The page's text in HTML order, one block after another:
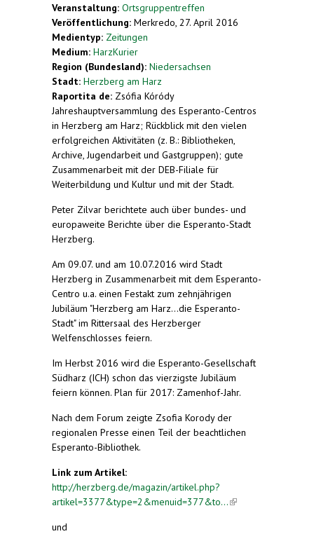
Veranstaltung: Ortsgruppentreffen
Veröffentlichung: Merkredo, 27. April 2016
Medientyp: Zeitungen
Medium: HarzKurier
Region (Bundesland): Niedersachsen
Stadt: Herzberg am Harz
Raportita de: Zsófia Kóródy
Jahreshauptversammlung des Esperanto-Centros
in Herzberg am Harz; Rückblick mit den vielen
erfolgreichen Aktivitäten (z. B.: Bibliotheken,
Archive, Jugendarbeit und Gastgruppen); gute
Zusammenarbeit mit der DEB-Filiale für
Weiterbildung und Kultur und mit der Stadt.
Peter Zilvar berichtete auch über bundes- und
europaweite Berichte über die Esperanto-Stadt
Herzberg.
Am 09.07. und am 10.07.2016 wird Stadt
Herzberg in Zusammenarbeit mit dem Esperanto-
Centro u.a. einen Festakt zum zehnjährigen
Jubiläum "Herzberg am Harz...die Esperanto-
Stadt" im Rittersaal des Herzberger
Welfenschlosses feiern.
Im Herbst 2016 wird die Esperanto-Gesellschaft
Südharz (ICH) schon das vierzigste Jubiläum
feiern können. Plan für 2017: Zamenhof-Jahr.
Nach dem Forum zeigte Zsofia Korody der
regionalen Presse einen Teil der beachtlichen
Esperanto-Bibliothek.
Link zum Artikel:
http://herzberg.de/magazin/artikel.php?
artikel=3377&type=2&menuid=377&to...(link is
und